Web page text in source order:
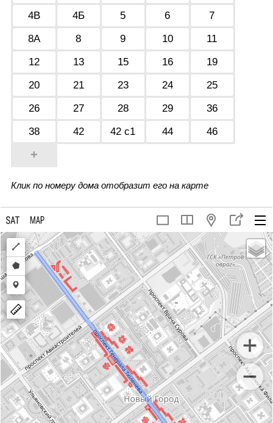
4В
4Б 5 6
7
8А
8 9 10
11
12
13 15 16
19
20
21 23 24
25
26
27 28 29
36
38
42 42 с1 44 46
+
Клик по номеру дома отобразит его на карте
Draw
a
polyline
Draw
a
polygon
Draw
a
marker